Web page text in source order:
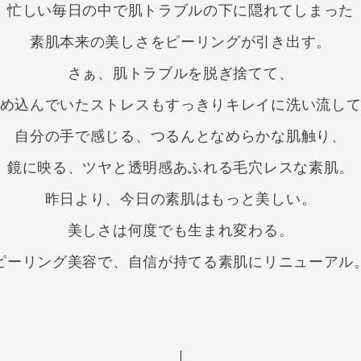
忙しい毎日の中で肌トラブルの下に隠れてしまった
素肌本来の美しさをピーリングが引き出す。
さぁ、肌トラブルを脱ぎ捨てて、
込んでいたストレスもすっきりキレイに洗い流し
自分の手で感じる、つるんとなめらかな肌触り、
鏡に映る、ツヤと透明感あふれる毛穴レスな素肌。
昨日より、今日の素肌はもっと美しい。
美しさは何度でも生まれ変わる。
ーリング美容で、自信が持てる素肌にリニューアル